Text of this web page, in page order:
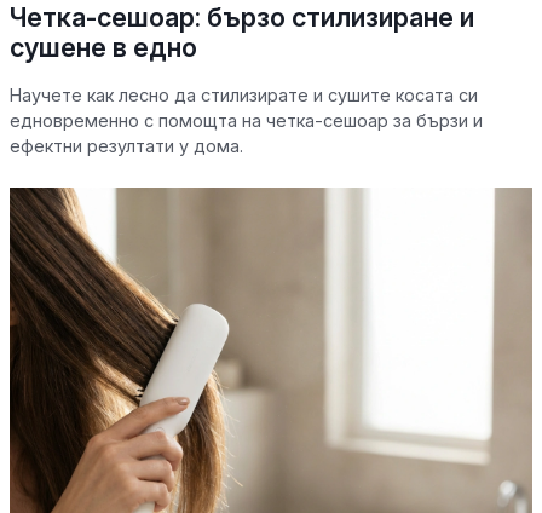
Четка-сешоар: бързо стилизиране и
сушене в едно
Научете как лесно да стилизирате и сушите косата си
едновременно с помощта на четка-сешоар за бързи и
ефектни резултати у дома.